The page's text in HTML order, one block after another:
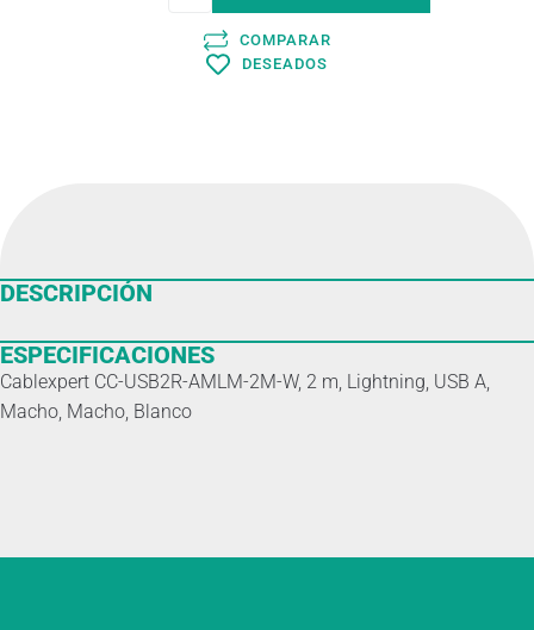
COMPARAR
DESEADOS
DESCRIPCIÓN
ESPECIFICACIONES
Cablexpert CC-USB2R-AMLM-2M-W, 2 m, Lightning, USB A,
Macho, Macho, Blanco